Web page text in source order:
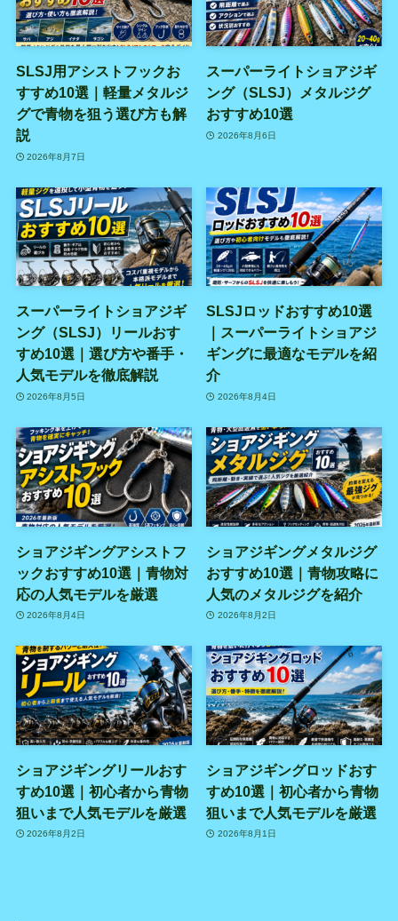
SLSJ用アシストフックお
すすめ10選｜軽量メタルジ
グで青物を狙う選び方も解
説
2026年8月7日
スーパーライトショアジギ
ング（SLSJ）メタルジグ
おすすめ10選
2026年8月6日
スーパーライトショアジギ
ング（SLSJ）リールおす
すめ10選｜選び方や番手・
人気モデルを徹底解説
2026年8月5日
SLSJロッドおすすめ10選
｜スーパーライトショアジ
ギングに最適なモデルを紹
介
2026年8月4日
ショアジギングアシストフ
ックおすすめ10選｜青物対
応の人気モデルを厳選
2026年8月4日
ショアジギングメタルジグ
おすすめ10選｜青物攻略に
人気のメタルジグを紹介
2026年8月2日
ショアジギングリールおす
すめ10選｜初心者から青物
狙いまで人気モデルを厳選
2026年8月2日
ショアジギングロッドおす
すめ10選｜初心者から青物
狙いまで人気モデルを厳選
2026年8月1日